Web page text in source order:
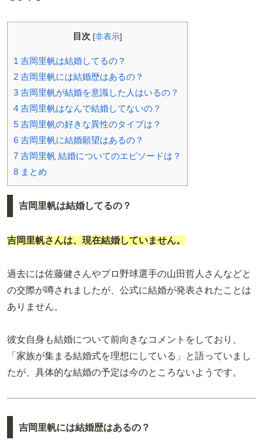
目次 [非表示]
1 吉岡里帆は結婚してるの？
2 吉岡里帆には結婚歴はあるの？
3 吉岡里帆が結婚を意識した人はいるの？
4 吉岡里帆はなんで結婚してないの？
5 吉岡里帆の好きな異性のタイプは？
6 吉岡里帆に結婚願望はあるの？
7 吉岡里帆 結婚についてのエピソードは？
8 まとめ
吉岡里帆は結婚してるの？
吉岡里帆さんは、現在結婚していません。
過去には佐藤健さんやプロ野球選手の山田哲人さんなどと
の交際が噂されましたが、公式に結婚が発表されたことは
ありません。
彼女自身も結婚について前向きなコメントをしており、
「家族が集まる結婚式を理想にしている」と語っていまし
たが、具体的な結婚の予定は今のところないようです。
吉岡里帆には結婚歴はあるの？